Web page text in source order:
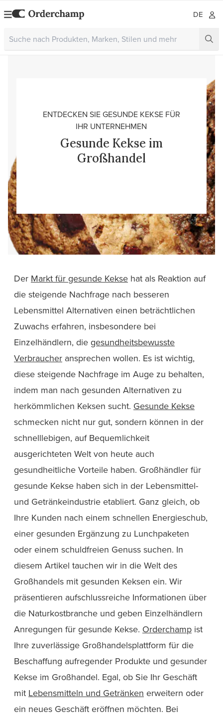
DE
ENTDECKEN SIE GESUNDE KEKSE FÜR
IHR UNTERNEHMEN
Gesunde Kekse im
Großhandel
Der Markt für gesunde Kekse hat als Reaktion auf
die steigende Nachfrage nach besseren
Lebensmittel Alternativen einen beträchtlichen
Zuwachs erfahren, insbesondere bei
Einzelhändlern, die gesundheitsbewusste
Verbraucher ansprechen wollen. Es ist wichtig,
diese steigende Nachfrage im Auge zu behalten,
indem man nach gesunden Alternativen zu
herkömmlichen Keksen sucht. Gesunde Kekse
schmecken nicht nur gut, sondern können in der
schnelllebigen, auf Bequemlichkeit
ausgerichteten Welt von heute auch
gesundheitliche Vorteile haben. Großhändler für
gesunde Kekse haben sich in der Lebensmittel-
und Getränkeindustrie etabliert. Ganz gleich, ob
Ihre Kunden nach einem schnellen Energieschub,
einer gesunden Ergänzung zu Lunchpaketen
oder einem schuldfreien Genuss suchen. In
diesem Artikel tauchen wir in die Welt des
Großhandels mit gesunden Keksen ein. Wir
präsentieren aufschlussreiche Informationen über
die Naturkostbranche und geben Einzelhändlern
Anregungen für gesunde Kekse. Orderchamp ist
Ihre zuverlässige Großhandelsplattform für die
Beschaffung aufregender Produkte und gesunder
Kekse im Großhandel. Egal, ob Sie Ihr Geschäft
mit Lebensmitteln und Getränken erweitern oder
ein neues Geschäft eröffnen möchten. Bei